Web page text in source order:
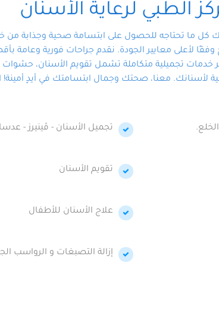
الطبي لرعاية الأسنان
كل ما تحتاجه للحصول على ابتسامة صحية وجذابة
لأعلى معايير الجودة. نقدم جراحات فورية وعامة
تجميلية متكاملة تشمل تقويم الأسنان، حشوات
معنا، صحتك وجمال ابتسامتك في أيدٍ أمينة!
تجميل الأسنان - ڤينيرز -
تقويم الأسنان
علاج الأسنان للأطفال
إزالة التصبغات و الرواسب